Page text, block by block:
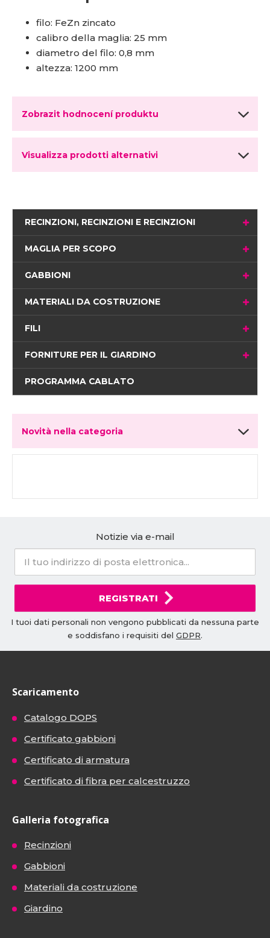
filo: FeZn zincato
calibro della maglia: 25 mm
diametro del filo: 0,8 mm
altezza: 1200 mm
Zobrazit hodnocení produktu
Visualizza prodotti alternativi
RECINZIONI, RECINZIONI E RECINZIONI
MAGLIA PER SCOPO
GABBIONI
MATERIALI DA COSTRUZIONE
FILI
FORNITURE PER IL GIARDINO
PROGRAMMA CABLATO
Novità nella categoria
Notizie via e-mail
REGISTRATI
I tuoi dati personali non vengono pubblicati da nessuna parte
e soddisfano i requisiti del GDPR.
Scaricamento
Catalogo DOPS
Certificato gabbioni
Certificato di armatura
Certificato di fibra per calcestruzzo
Galleria fotografica
Recinzioni
Gabbioni
Materiali da costruzione
Giardino